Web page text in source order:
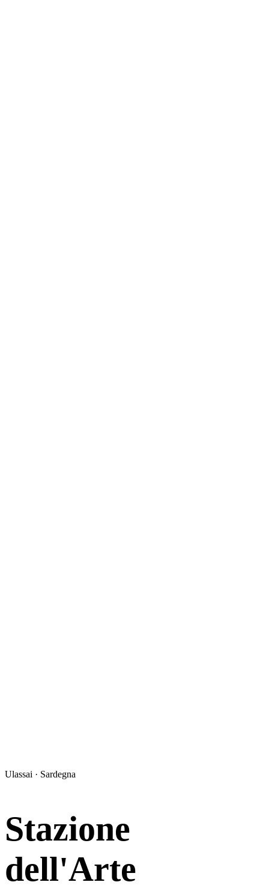
Ulassai · Sardegna
Stazione
dell'Arte